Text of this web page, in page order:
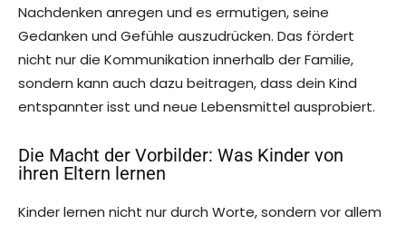
Nachdenken anregen und es ermutigen, seine
Gedanken und Gefühle auszudrücken. Das fördert
nicht nur die Kommunikation innerhalb der Familie,
sondern kann auch dazu beitragen, dass dein Kind
entspannter isst und neue Lebensmittel ausprobiert.
Die Macht der Vorbilder: Was Kinder von
ihren Eltern lernen
Kinder lernen nicht nur durch Worte, sondern vor allem